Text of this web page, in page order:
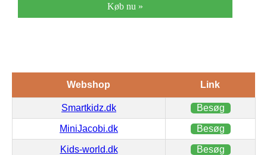
Køb nu »
Webshop Link
Smartkidz.dk Besøg
MiniJacobi.dk Besøg
Kids-world.dk Besøg